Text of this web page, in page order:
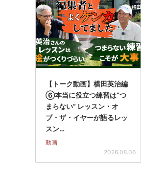
【トーク動画】横田英治編
⑥本当に役立つ練習は“つ
まらない” レッスン・オ
ブ・ザ・イヤーが語るレッ
スン…
動画
2026.08.06